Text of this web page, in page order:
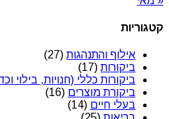
קטגוריות
אילוף והתנהגות (27)
ביקורות (17)
ביקורות כללי (חנויות, בילוי
ביקורת מוצרים (16)
בעלי חיים (14)